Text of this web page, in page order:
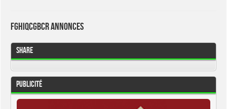
fghiqcgbcr Annonces
Share
Publicité